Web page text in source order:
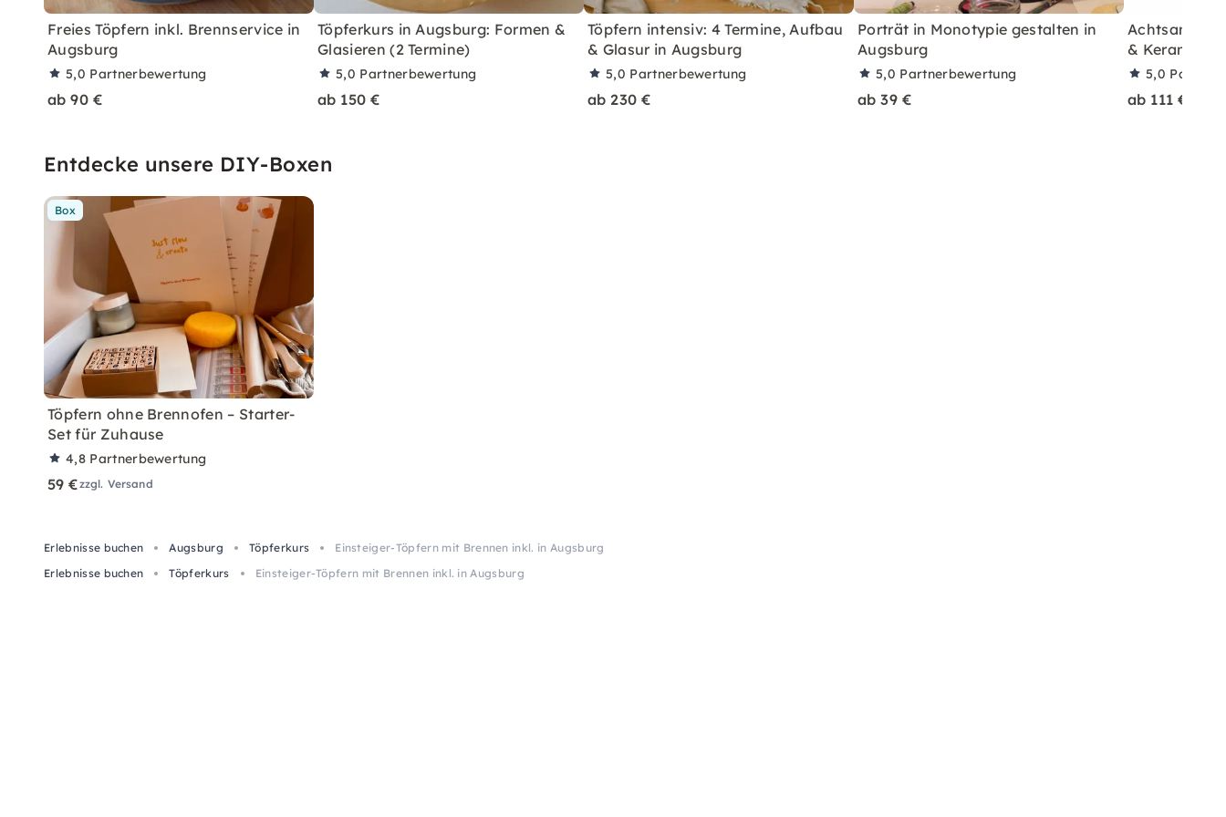
Freies Töpfern inkl. Brennservice in
Augsburg
5,0 Partnerbewertung
ab 90 €
Töpferkurs in Augsburg: Formen &
Glasieren (2 Termine)
5,0 Partnerbewertung
ab 150 €
Töpfern intensiv: 4 Termine, Aufbau
& Glasur in Augsburg
5,0 Partnerbewertung
ab 230 €
Porträt in Monotypie gestalten in
Augsburg
5,0 Partnerbewertung
ab 39 €
& Keramik
5,0
ab 111 €
Entdecke unsere DIY-Boxen
Box
Töpfern ohne Brennofen – Starter-
Set für Zuhause
4,8 Partnerbewertung
59 €zzgl. Versand
Erlebnisse buchen Augsburg Töpferkurs
Einsteiger-Töpfern mit Brennen inkl. in Augsburg
Erlebnisse buchen
Töpferkurs Einsteiger-Töpfern mit Brennen inkl. in Augsburg